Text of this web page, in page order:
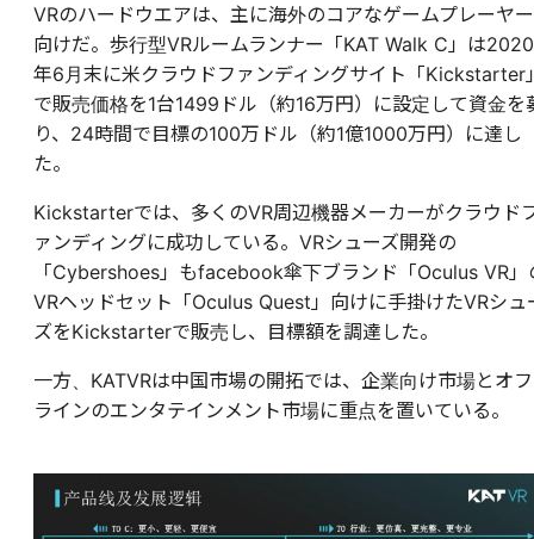
VRのハードウエアは、主に海外のコアなゲームプレーヤー
向けだ。歩行型VRルームランナー「KAT Walk C」は2020
年6月末に米クラウドファンディングサイト「Kickstarter
で販売価格を1台1499ドル（約16万円）に設定して資金を
り、24時間で目標の100万ドル（約1億1000万円）に達し
た。
Kickstarterでは、多くのVR周辺機器メーカーがクラウド
ァンディングに成功している。VRシューズ開発の
「Cybershoes」もfacebook傘下ブランド「Oculus VR」
VRヘッドセット「Oculus Quest」向けに手掛けたVRシュ
ズをKickstarterで販売し、目標額を調達した。
一方、KATVRは中国市場の開拓では、企業向け市場とオフ
ラインのエンタテインメント市場に重点を置いている。